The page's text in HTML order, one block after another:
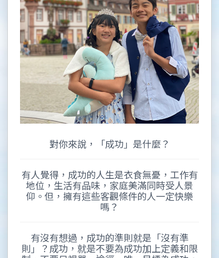
對你來說，「成功」是什麼？
有人覺得，成功的人生是衣食無憂，工作有
地位，生活有品味，家庭美滿同時受人景
仰。但，擁有這些客觀條件的人一定快樂
嗎？
有沒有想過，成功的準則就是「沒有準
則」？成功，就是不要為成功加上定義和限